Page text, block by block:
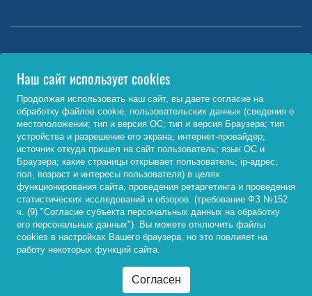
Министерство науки и высшего образования РФ
http://www.minobrnauki.gov.ru/
Министерство просвещения РФ
https://edu.gov.ru/
Федеральный портал «Российское образование»
http://www.edu.ru/
© 2026, ФГБОУ ВО «Байкальский государственный
университет»
Наш сайт использует cookies
Продолжая использовать наш сайт, вы даете согласие на
обработку файлов cookie, пользовательских данных (сведения о
местоположении; тип и версия ОС; тип и версия Браузера; тип
устройства и разрешение его экрана; интернет-провайдер;
источник откуда пришел на сайт пользователь; язык ОС и
Браузера; какие страницы открывает пользователь; ip-адрес;
пол, возраст и интересы пользователя) в целях
функционирования сайта, проведения ретаргетинга и проведения
статистических исследований и обзоров. (требование ФЗ №152
ч. (9) "Согласие субъекта персональных данных на обработку
его персональных данных"). Вы можете отключить файлы
cookies в настройках Вашего браузера, но это повлияет на
работу некоторых функций сайта.